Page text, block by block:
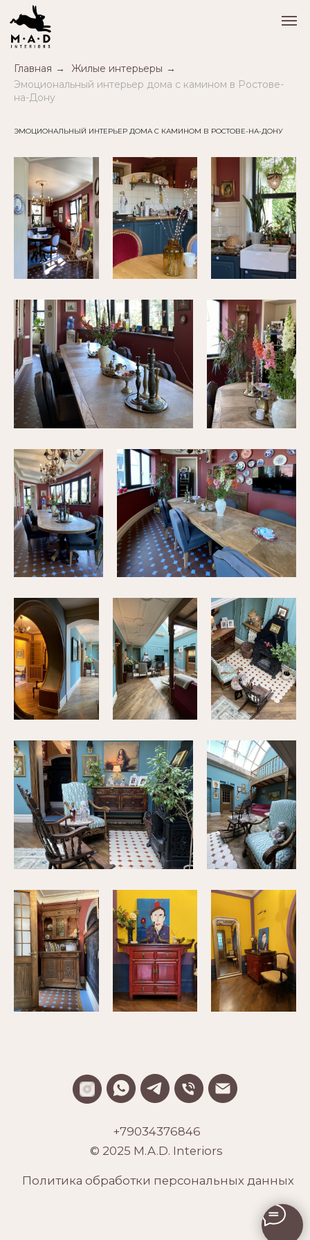
Главная → Жилые интерьеры →
Эмоциональный интерьер дома с камином в Ростове-
на-Дону
ЭМОЦИОНАЛЬНЫЙ ИНТЕРЬЕР ДОМА С КАМИНОМ В РОСТОВЕ-НА-ДОНУ
+79034376846
© 2025 M.A.D. Interiors
Политика обработки персональных данных